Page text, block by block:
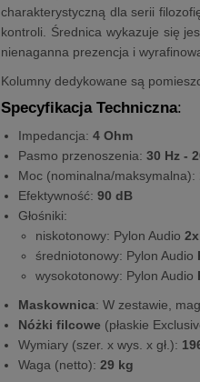
charakterystyczną dla serii
kontroli. Średnica wykazuje się
nienaganna prezencja i
Kolumny dedykowane są
Specyfikacja Techniczna:
Impedancja:4 Ohm
Pasmo przenoszenia:30 Hz -
Moc (nominalna/maksymalna):
Efektywność:90 dB
Głośniki:
niskotonowy: Pylon Audio
średniotonowy: Pylon Audio
wysokotonowy: Pylon Audio
Maskownica: W zestawie,
Nóżki filcowe (płaskie
Wymiary (szer. x wys. x gł.):
Waga (netto):29 kg